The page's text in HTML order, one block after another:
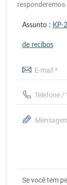
responderemos
Assunto : KP-
de recibos
Se você tem